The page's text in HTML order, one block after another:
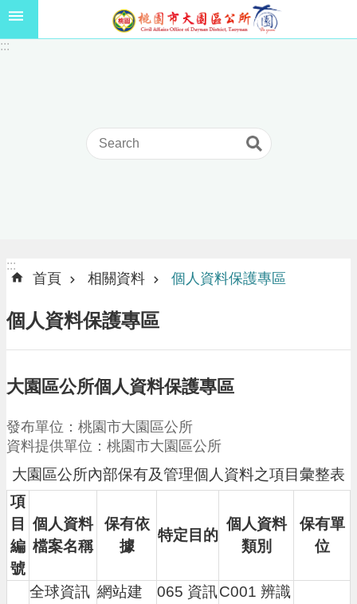
跳到主要內容區塊
1
獎
學
線
場
回
饋
金
醫
保
健
費
線
上
:::
:::
:::
首頁 相關資料 個人資料保護專區
個人資料保護專區
大園區公所個人資料保護專區
發布單位：桃園市大園區公所
資料提供單位：桃園市大園區公所
大園區公所內部保有及管理個人資料之項目彙整表
項
目
編
號
個人資料
檔案名稱
保有依
據
特定目的
個人資料
類別
保有單
位
全球資訊 網站建
065 資訊C001 辨識